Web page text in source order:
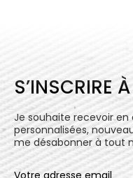
S’INSCRIRE
Je souhaite recevoir en
personnalisées,
me désabonner à tout